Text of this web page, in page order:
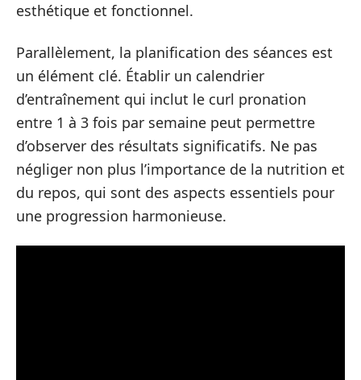
esthétique et fonctionnel.
Parallèlement, la planification des séances est
un élément clé. Établir un calendrier
d’entraînement qui inclut le curl pronation
entre 1 à 3 fois par semaine peut permettre
d’observer des résultats significatifs. Ne pas
négliger non plus l’importance de la nutrition et
du repos, qui sont des aspects essentiels pour
une progression harmonieuse.